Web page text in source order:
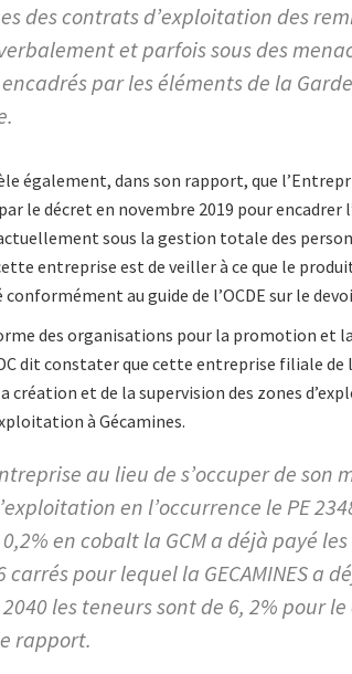
des contrats d’exploitation des
et parfois sous des
par les éléments de la
également, dans son rapport, que
le décret en novembre 2019 pour
sous la gestion totale des
entreprise est de veiller à ce que le
au guide de l’OCDE sur le
des organisations pour la promotion et
dit constater que cette entreprise filiale de
création et de la supervision des zones
à Gécamines.
au lieu de s’occuper de son
en l’occurrence le PE
en cobalt la GCM a déjà payé
carrés pour lequel la GECAMINES a
2040 les teneurs sont de 6, 2% pour
rapport.